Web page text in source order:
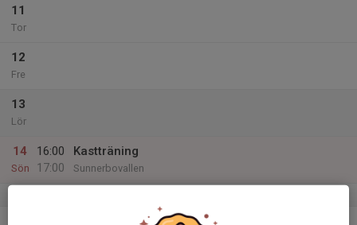
11
Tor
12
Fre
13
Lör
14
Sön
16:00
17:00
Kastträning
Sunnerbovallen